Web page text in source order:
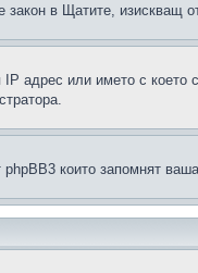
в Щатите, изискващ
или името с което
phpBB3 които запомнят